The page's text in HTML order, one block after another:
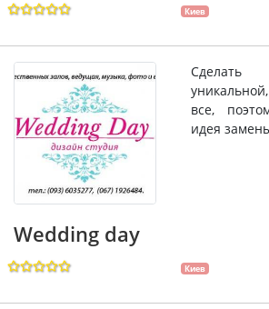
Киев
все,
идея
Wedding day
Киев